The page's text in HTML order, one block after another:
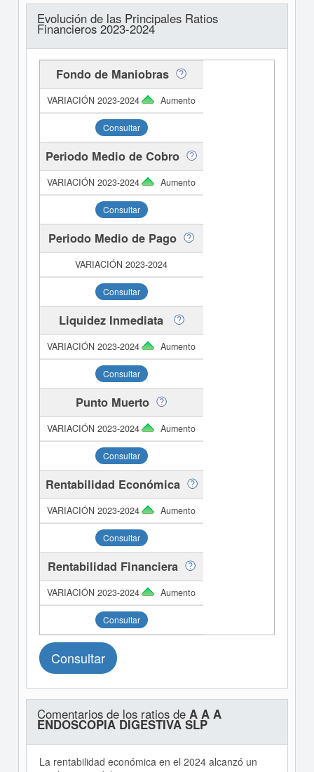
Evolución de las Principales Ratios
Financieros 2023-2024
Fondo de Maniobras
Aumento
Consultar
Periodo Medio de Cobro
Aumento
Consultar
Periodo Medio de Pago
Consultar
Liquidez Inmediata
Aumento
Consultar
Punto Muerto
Aumento
Consultar
Rentabilidad Económica
Aumento
Consultar
Rentabilidad Financiera
Aumento
Consultar
Consultar
Comentarios de los ratios de A A A
ENDOSCOPIA DIGESTIVA SLP
La rentabilidad económica en el 2024 alcanzó un